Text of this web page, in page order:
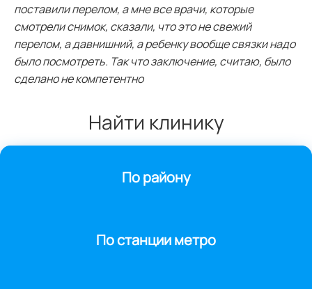
поставили перелом, а мне все врачи, которые
смотрели снимок, сказали, что это не свежий
перелом, а давнишний, а ребенку вообще связки надо
было посмотреть. Так что заключение, считаю, было
сделано не компетентно
Найти клинику
По району
По станции метро